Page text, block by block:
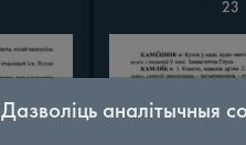
23
Дазволіць аналітычныя